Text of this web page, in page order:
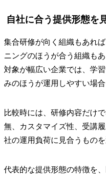
自社に合う提供形態を
集合研修が向く組織もあれ
ニングのほうが合う組織も
対象が幅広い企業では、学
みのほうが運用しやすい場合
比較時には、研修内容だけ
無、カスタマイズ性、受講
社の運用負荷に見合うものを
代表的な提供形態の特徴を、